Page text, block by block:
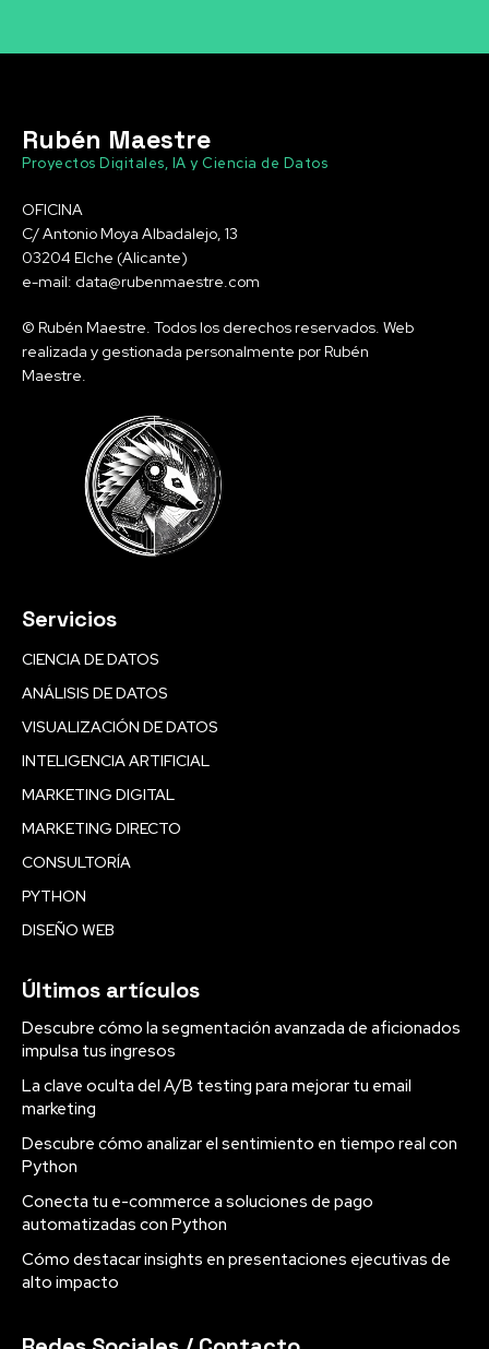
Rubén Maestre
Proyectos Digitales, IA y Ciencia de Datos
OFICINA
C/ Antonio Moya Albadalejo, 13
03204 Elche (Alicante)
e-mail: data@rubenmaestre.com
© Rubén Maestre. Todos los derechos reservados. Web
realizada y gestionada personalmente por Rubén
Maestre.
Servicios
CIENCIA DE DATOS
ANÁLISIS DE DATOS
VISUALIZACIÓN DE DATOS
INTELIGENCIA ARTIFICIAL
MARKETING DIGITAL
MARKETING DIRECTO
CONSULTORÍA
PYTHON
DISEÑO WEB
Últimos artículos
Descubre cómo la segmentación avanzada de aficionados
impulsa tus ingresos
La clave oculta del A/B testing para mejorar tu email
marketing
Descubre cómo analizar el sentimiento en tiempo real con
Python
Conecta tu e-commerce a soluciones de pago
automatizadas con Python
Cómo destacar insights en presentaciones ejecutivas de
alto impacto